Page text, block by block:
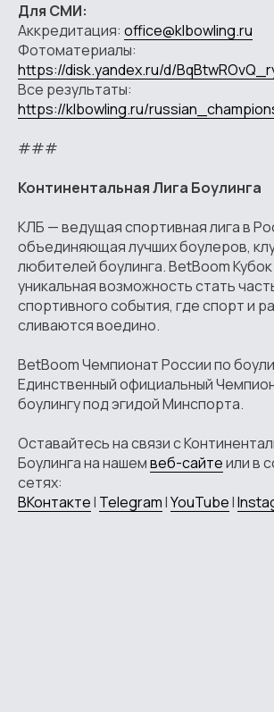
Для СМИ:
Аккредитация: office@klbowling.ru
Фотоматериалы:
https://disk.yandex.ru/d/
Все результаты:
https://klbowling.ru/
###
Континентальная Лига Боулинга
КЛБ — ведущая спортивная лига в
объединяющая лучших боулеров,
любителей боулинга. BetBoom
уникальная возможность стать
спортивного события, где спорт и
сливаются воедино.
BetBoom Чемпионат России по
Единственный официальный
боулингу под эгидой Минспорта.
Оставайтесь на связи с
Боулинга на нашемвеб-сайтеили в
сетях:
ВКонтактеI TelegramIYouTubeI